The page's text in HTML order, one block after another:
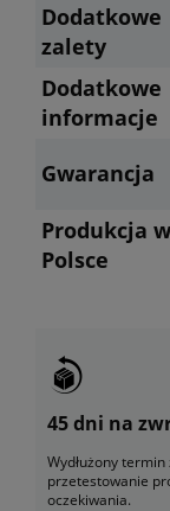
Dodatkowe
zalety
Dodatkowe
informacje
Gwarancja
Produkcja w
Polsce
45 dni na
Wydłużony
przetestowanie
oczekiwania.